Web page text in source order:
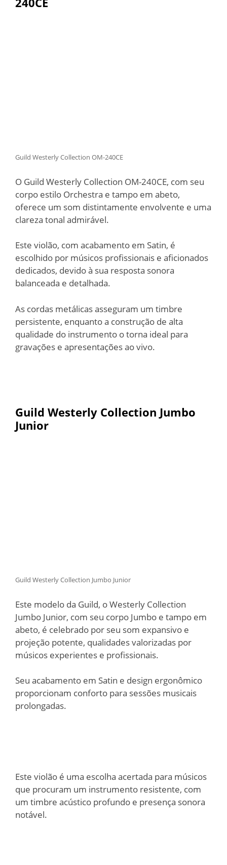
Guild Westerly Collection OM-240CE
O Guild Westerly Collection OM-240CE, com seu
corpo estilo Orchestra e tampo em abeto,
oferece um som distintamente envolvente e uma
clareza tonal admirável.
Este violão, com acabamento em Satin, é
escolhido por músicos profissionais e aficionados
dedicados, devido à sua resposta sonora
balanceada e detalhada.
As cordas metálicas asseguram um timbre
persistente, enquanto a construção de alta
qualidade do instrumento o torna ideal para
gravações e apresentações ao vivo.
Guild Westerly Collection Jumbo
Junior
Guild Westerly Collection Jumbo Junior
Este modelo da Guild, o Westerly Collection
Jumbo Junior, com seu corpo Jumbo e tampo em
abeto, é celebrado por seu som expansivo e
projeção potente, qualidades valorizadas por
músicos experientes e profissionais.
Seu acabamento em Satin e design ergonômico
proporcionam conforto para sessões musicais
prolongadas.
Este violão é uma escolha acertada para músicos
que procuram um instrumento resistente, com
um timbre acústico profundo e presença sonora
notável.